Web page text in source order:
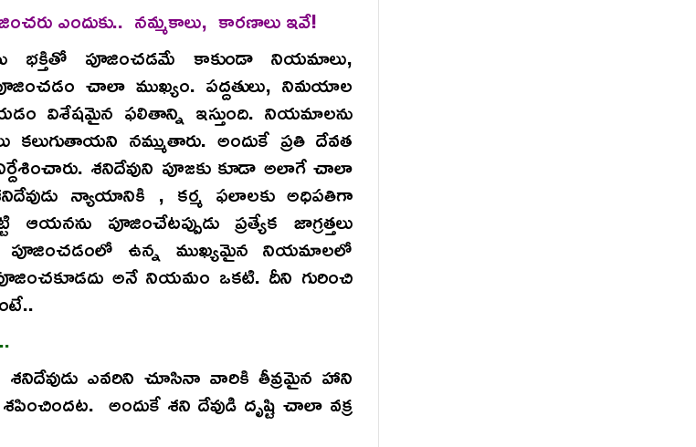
ఎందుకు.. నమ్మకాలు, కారణాలు ఇవే!
భక్తితో పూజించడమే కాకుండా నియమాలు,
చాలా ముఖ్యం. పద్దతులు, నిమయాల
విశేషమైన ఫలితాన్ని ఇస్తుంది. నియమాలను
కలుగుతాయని నమ్ముతారు. అందుకే ప్రతి దేవత
శనిదేవుని పూజకు కూడా అలాగే చాలా
న్యాయానికి , కర్మ ఫలాలకు అధిపతిగా
పూజించేటప్పుడు ప్రత్యేక జాగ్రత్తలు
పూజించడంలో ఉన్న ముఖ్యమైన నియమాలలో
అనే నియమం ఒకటి. దీని గురించి
ఎవరిని చూసినా వారికి తీవ్రమైన హాని
అందుకే శని దేవుడి దృష్టి చాలా వక్ర